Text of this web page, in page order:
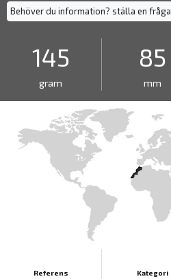
Behöver du information? ställa en fråga
145
gram
85
mm
Referens Kategori